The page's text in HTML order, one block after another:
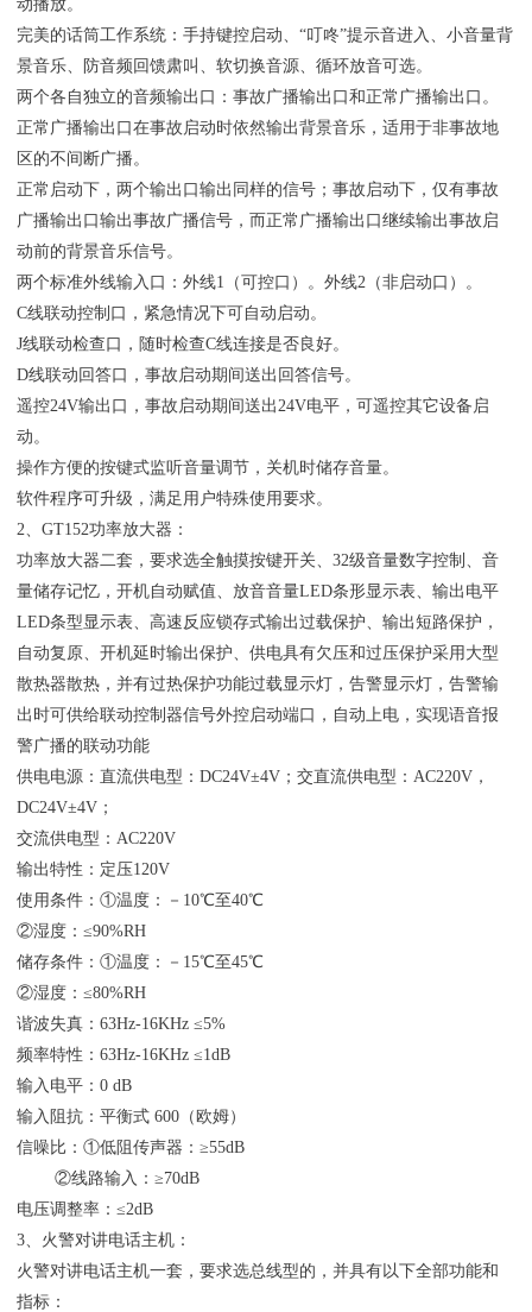
动播放。
完美的话筒工作系统：手持键控启动、“叮咚”提示音进入、小音量背
景音乐、防音频回馈肃叫、软切换音源、循环放音可选。
两个各自独立的音频输出口：事故广播输出口和正常广播输出口。
正常广播输出口在事故启动时依然输出背景音乐，适用于非事故地
区的不间断广播。
正常启动下，两个输出口输出同样的信号；事故启动下，仅有事故
广播输出口输出事故广播信号，而正常广播输出口继续输出事故启
动前的背景音乐信号。
两个标准外线输入口：外线1（可控口）。外线2（非启动口）。
C线联动控制口，紧急情况下可自动启动。
J线联动检查口，随时检查C线连接是否良好。
D线联动回答口，事故启动期间送出回答信号。
遥控24V输出口，事故启动期间送出24V电平，可遥控其它设备启
动。
操作方便的按键式监听音量调节，关机时储存音量。
软件程序可升级，满足用户特殊使用要求。
2、GT152功率放大器：
功率放大器二套，要求选全触摸按键开关、32级音量数字控制、音
量储存记忆，开机自动赋值、放音音量LED条形显示表、输出电平
LED条型显示表、高速反应锁存式输出过载保护、输出短路保护，
自动复原、开机延时输出保护、供电具有欠压和过压保护采用大型
散热器散热，并有过热保护功能过载显示灯，告警显示灯，告警输
出时可供给联动控制器信号外控启动端口，自动上电，实现语音报
警广播的联动功能
供电电源：直流供电型：DC24V±4V；交直流供电型：AC220V，
DC24V±4V；
交流供电型：AC220V
输出特性：定压120V
使用条件：①温度：－10℃至40℃
②湿度：≤90%RH
储存条件：①温度：－15℃至45℃
②湿度：≤80%RH
谐波失真：63Hz-16KHz ≤5%
频率特性：63Hz-16KHz ≤1dB
输入电平：0 dB
输入阻抗：平衡式 600（欧姆）
信噪比：①低阻传声器：≥55dB
②线路输入：≥70dB
电压调整率：≤2dB
3、火警对讲电话主机：
火警对讲电话主机一套，要求选总线型的，并具有以下全部功能和
指标：